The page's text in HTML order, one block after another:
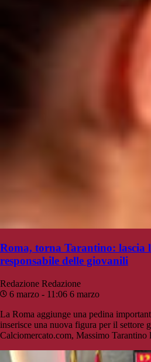
Roma, torna Tarantino: lascia
responsabile delle giovanili
Redazione Redazione
6 marzo - 11:06 6 marzo
La Roma aggiunge una pedina
inserisce una nuova figura per il settore
Calciomercato.com, Massimo